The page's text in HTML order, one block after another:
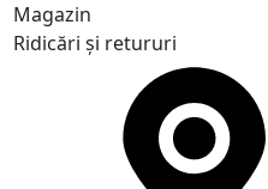
Magazin
Ridicări și retururi